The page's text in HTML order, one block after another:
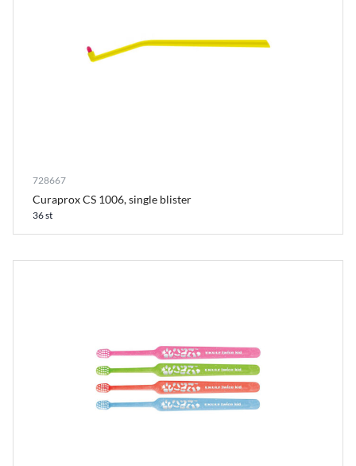
728667
Curaprox CS 1006, single blister
36 st